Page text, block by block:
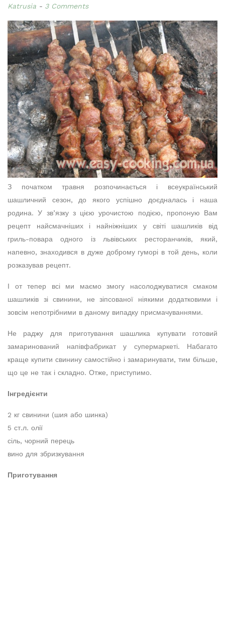
Katrusia 3 Comments
З початком травня розпочинається і всеукраїнський
шашличний сезон, до якого успішно доєдналась і наша
родина. У зв’язку з цією урочистою подією, пропоную Вам
рецепт найсмачніших і найніжніших у світі шашликів від
гриль-повара одного із львівських ресторанчиків, який,
напевно, знаходився в дуже доброму гуморі в той день, коли
розказував рецепт.
І от тепер всі ми маємо змогу насолоджуватися смаком
шашликів зі свинини, не зіпсованої ніякими додатковими і
зовсім непотрібними в даному випадку присмачуваннями.
Не раджу для приготування шашлика купувати готовий
замаринований напівфабрикат у супермаркеті. Набагато
краще купити свинину самостійно і замаринувати, тим більше,
що це не так і складно. Отже, приступимо.
Інгредієнти
2 кг свинини (шия або шинка)
5 ст.л. олії
сіль, чорний перець
вино для збризкування
Приготування